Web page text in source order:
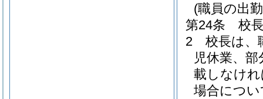
(職員の出
第24条
校
2
校長は、
児休業、
載しなけ
場合につ